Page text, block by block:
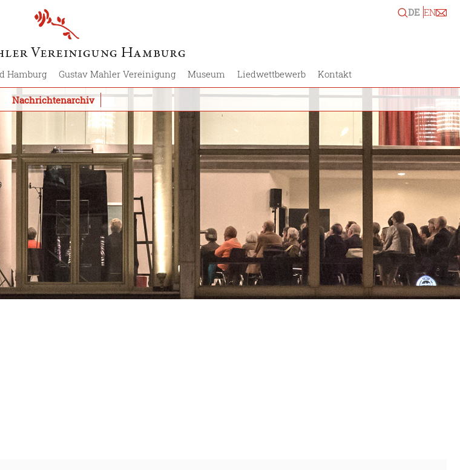
DE EN
Nachrichtenarchiv
Hamburg Gustav Mahler Vereinigung Museum Liedwettbewerb Kontakt